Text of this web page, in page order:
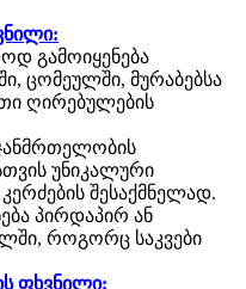
გამოიყენება
ცომეულში, მურაბებსა
ღირებულების
ჯანმრთელობის
უნიკალური
შესაქმნელად.
პირდაპირ ან
როგორც საკვები
ფხვნილი: